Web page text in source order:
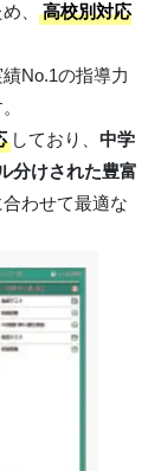
、
高校別対応
No.1の指導力
しており、 中学
分けされた豊富
わせて最適な